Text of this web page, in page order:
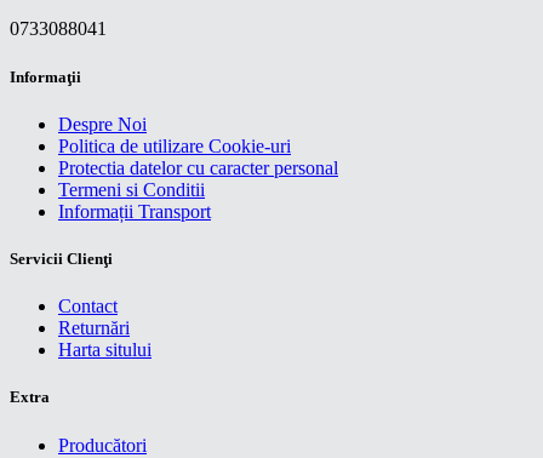
0733088041
Informaţii
Despre Noi
Politica de utilizare Cookie-uri
Protectia datelor cu caracter personal
Termeni si Conditii
Informații Transport
Servicii Clienţi
Contact
Returnări
Harta sitului
Extra
Producători